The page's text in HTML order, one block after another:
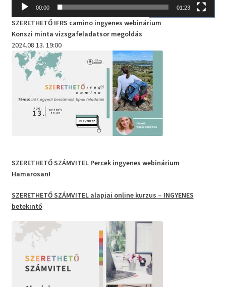
00:00 01:23
SZERETHETŐ IFRS camino ingyenes webinárium
Konszi minta vizsgafeladatsor megoldás
2024.08.13. 19:00
SZERETHETŐ SZÁMVITEL Percek ingyenes webinárium
Hamarosan!
SZERETHETŐ SZÁMVITEL alapjai online kurzus – INGYENES
betekintő